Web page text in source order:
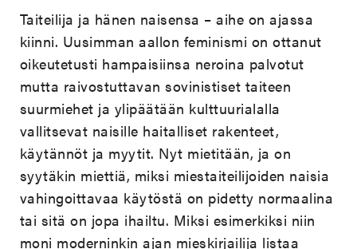
Taiteilija ja hänen naisensa – aihe on ajassa
kiinni. Uusimman aallon feminismi on ottanut
oikeutetusti hampaisiinsa neroina palvotut
mutta raivostuttavan sovinistiset taiteen
suurmiehet ja ylipäätään kulttuurialalla
vallitsevat naisille haitalliset rakenteet,
käytännöt ja myytit. Nyt mietitään, ja on
syytäkin miettiä, miksi miestaiteilijoiden naisia
vahingoittavaa käytöstä on pidetty normaalina
tai sitä on jopa ihailtu. Miksi esimerkiksi niin
moni moderninkin ajan mieskirjailija listaa